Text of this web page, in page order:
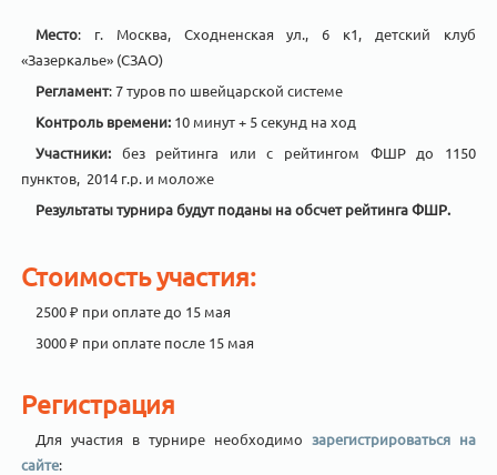
Место: г. Москва, Сходненская ул., 6 к1, детский клуб
«Зазеркалье» (СЗАО)
Регламент: 7 туров по швейцарской системе
Контроль времени: 10 минут + 5 секунд на ход
Участники: без рейтинга или с рейтингом ФШР до 1150
пунктов, 2014 г.р. и моложе
Результаты турнира будут поданы на обсчет рейтинга ФШР.
Стоимость участия:
2500 ₽ при оплате до 15 мая
3000 ₽ при оплате после 15 мая
Регистрация
Для участия в турнире необходимо зарегистрироваться на
сайте: